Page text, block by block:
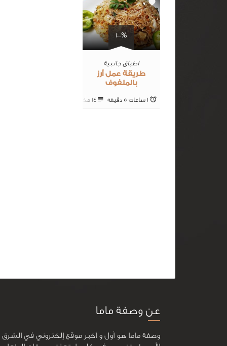
100%
0
اطباق جانبية
طريقة عمل أرز
بالملفوف
1 ساعات 5 ‎دقيقة 14 ‎مكونات
عن وصفة ماما
وصفة ماما هو أول و أكبر موقع إلكتروني في الشرق